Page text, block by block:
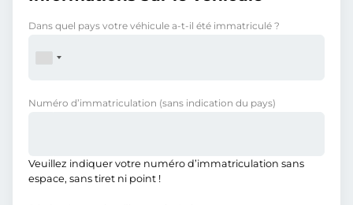
Dans quel pays votre véhicule a-t-il été immatriculé ?
Numéro d’immatriculation (sans indication du pays)
Veuillez indiquer votre numéro d’immatriculation sans
espace, sans tiret ni point !